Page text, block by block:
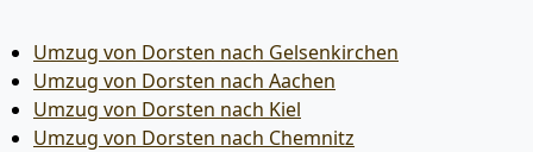
Umzug von Dorsten nach Gelsenkirchen
Umzug von Dorsten nach Aachen
Umzug von Dorsten nach Kiel
Umzug von Dorsten nach Chemnitz